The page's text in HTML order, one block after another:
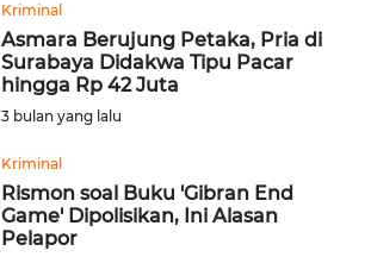
Kriminal
Asmara Berujung Petaka, Pria di
Surabaya Didakwa Tipu Pacar
hingga Rp 42 Juta
3 bulan yang lalu
Kriminal
Rismon soal Buku 'Gibran End
Game' Dipolisikan, Ini Alasan
Pelapor